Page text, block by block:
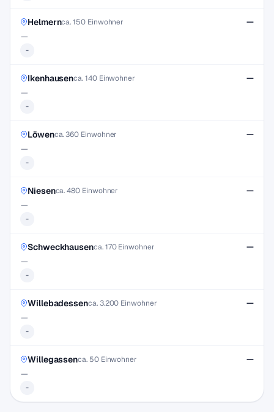
Helmernca. 150 Einwohner
-
—
—
Ikenhausenca. 140 Einwohner
-
—
—
Löwenca. 360 Einwohner
-
—
—
Niesenca. 480 Einwohner
-
—
—
Schweckhausenca. 170 Einwohner
-
—
—
Willebadessenca. 3.200 Einwohner
-
—
—
Willegassenca. 50 Einwohner
-
—
—